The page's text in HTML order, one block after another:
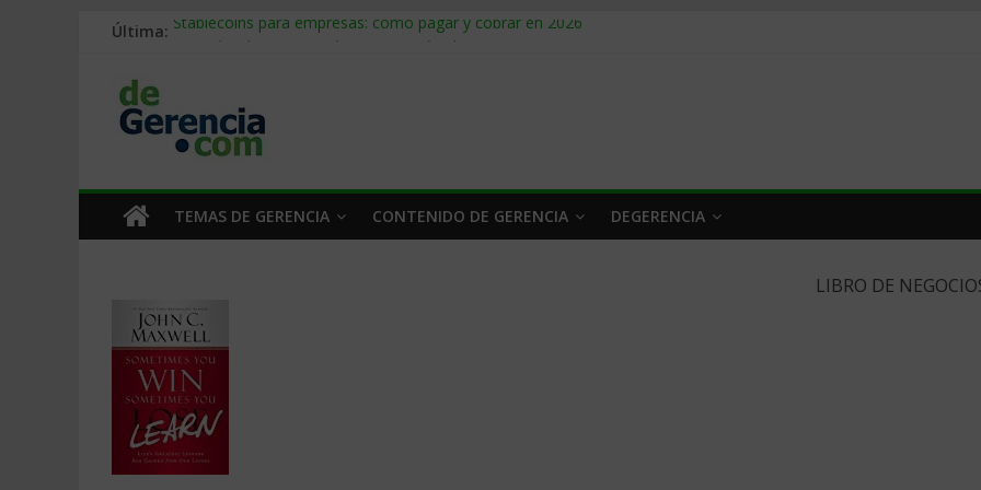
Última: Stablecoins para empresas: cómo pagar y cobrar en 2026
Trabajo forzoso en la cadena de suministro: qué hacer
Mercado hispano de EE. UU.: cómo segmentarlo y venderle
TEMAS DE GERENCIA CONTENIDO DE GERENCIA DEGERENCIA
LIBRO DE